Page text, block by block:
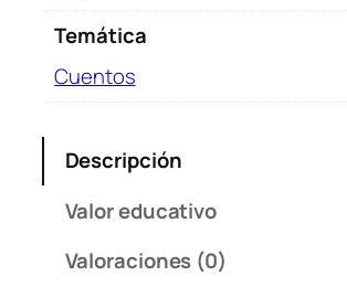
Temática
Cuentos
Descripción
Valor educativo
Valoraciones (0)